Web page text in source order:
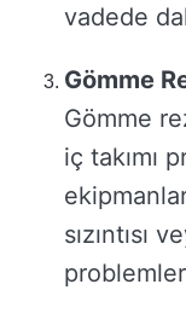
vadede
Gömme
Gömme
iç takımı
sızıntısı